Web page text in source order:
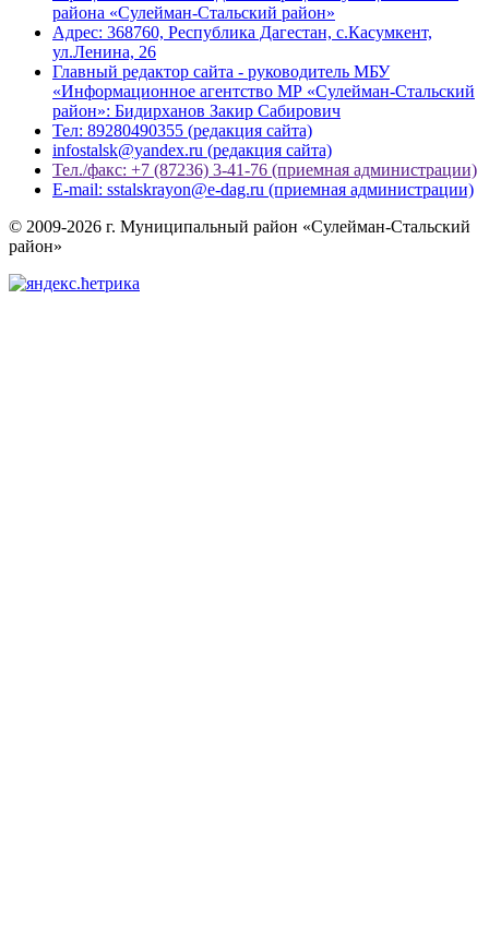
района «Сулейман-Стальский район»
Адрес: 368760, Республика Дагестан, с.Касумкент,
ул.Ленина, 26
Главный редактор сайта - руководитель МБУ
«Информационное агентство МР «Сулейман-Стальский
район»: Бидирханов Закир Сабирович
Тел: 89280490355 (редакция сайта)
infostalsk@yandex.ru (редакция сайта)
Тел./факс: +7 (87236) 3-41-76 (приемная администрации)
E-mail: sstalskrayon@e-dag.ru (приемная администрации)
© 2009-2026 г. Муниципальный район «Сулейман-Стальский
район»